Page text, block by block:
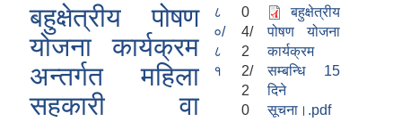
बहुक्षेत्रीय पोषण
योजना कार्यक्रम
अन्तर्गत महिला
सहकारी वा
८
०/
८
१
0
4/
2
2/
2
0
बहुक्षेत्रीय
पोषण योजना
कार्यक्रम
सम्बन्धि 15
दिने
सूचना।.pdf